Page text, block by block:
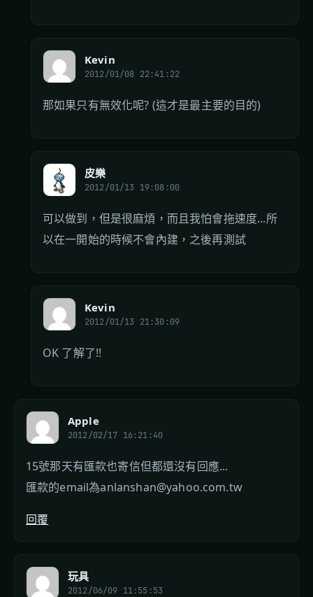
Kevin
2012/01/08 22:41:22
那如果只有無效化呢? (這才是最主要的目的)
皮樂
2012/01/13 19:08:00
可以做到，但是很麻煩，而且我怕會拖速度...所
以在一開始的時候不會內建，之後再測試
Kevin
2012/01/13 21:30:09
OK 了解了!!
Apple
2012/02/17 16:21:40
15號那天有匯款也寄信但都還沒有回應...
匯款的email為anlanshan@yahoo.com.tw
回覆
玩具
2012/06/09 11:55:53